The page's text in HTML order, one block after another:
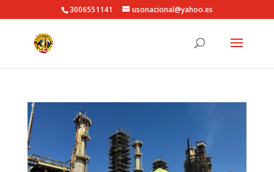
3006551141 usonacional@yahoo.es